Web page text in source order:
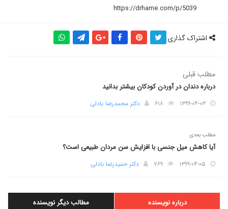
اشتراک گذاری
مطلب قبلی
درباره دندان در آوردن کودکان بیشتر بدانید
۱۳۹۹-۰۴-۰۳ ۶۱۸ دکتر محمدرضا بادلی
مطلب بعدی
آیا کاهش میل جنسی با افزایش سن مردان طبیعی است؟
۱۳۹۹-۰۴-۰۵ ۷۶۹ دکتر حمیدرضا بادلی
مطالب دیگر نویسنده درباره نویسنده